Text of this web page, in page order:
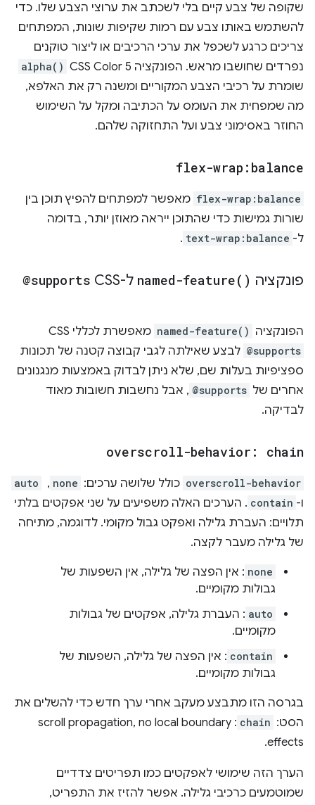
שקופה של צבע קיים בלי לשכתב את ערוצי הצבע שלו. כדי
להשתמש באותו צבע עם רמות שקיפות שונות, המפתחים
צריכים כרגע לשכפל את ערכי הרכיבים או ליצור טוקנים
נפרדים שחושבו מראש. הפונקציה CSS Color 5
alpha()
שומרת על רכיבי הצבע המקוריים ומשנה רק את האלפא,
מה שמפחית את העומס על הכתיבה ומקל על השימוש
החוזר באסימוני צבע ועל התחזוקה שלהם.
flex-wrap:balance
flex-wrap:balance מאפשר למפתחים להפיץ תוכן בין
שורות גמישות כדי שהתוכן ייראה מאוזן יותר, בדומה
ל- text-wrap:balance
.
פונקציה named-feature( ) ל-CSS @supports
הפונקציה named-feature() מאפשרת לכללי CSS
@supports לבצע שאילתה לגבי קבוצה קטנה של תכונות
ספציפיות בעלות שם, שלא ניתן לבדוק באמצעות מנגנונים
אחרים של @supports , אבל נחשבות חשובות מאוד
לבדיקה.
overscroll-behavior: chain
overscroll-behavior כולל שלושה ערכים: none
, ‏
auto
ו- contain . הערכים האלה משפיעים על שני אפקטים בלתי
תלויים: העברת גלילה ואפקט גבול מקומי. לדוגמה, מתיחה
של גלילה מעבר לקצה.
none : אין הפצה של גלילה, אין השפעות של
גבולות מקומיים.
auto : העברת גלילה, אפקטים של גבולות
מקומיים.
contain : אין הפצה של גלילה, השפעות של
גבולות מקומיים.
בגרסה הזו מתבצע מעקב אחרי ערך חדש כדי להשלים את
הסט: chain
: scroll propagation, no local boundary
effects.
הערך הזה שימושי לאפקטים כמו תפריטים צדדיים
שמוטמעים כרכיבי גלילה. אפשר להזיז את התפריט,